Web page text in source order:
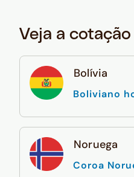
Veja a
Bolívia
Boliviano
Noruega
Coroa